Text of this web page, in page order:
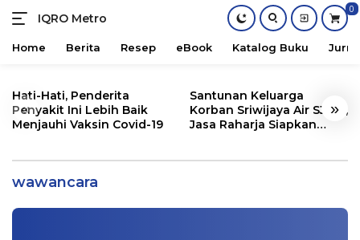
content
IQRO Metro
Lets
Bright
0
Home Berita Resep eBook Katalog Buku
« »
Hati-Hati, Penderita
Penyakit Ini Lebih Baik
Menjauhi Vaksin Covid-19
Santunan Keluarga
Korban Sriwijaya Air SJ182,
Jasa Raharja Siapkan
wawancara
Inggris Oleh Heriyati
Buku |03/31/2024